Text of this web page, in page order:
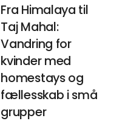
Fra Himalaya til
Taj Mahal:
Vandring for
kvinder med
homestays og
fællesskab i små
grupper